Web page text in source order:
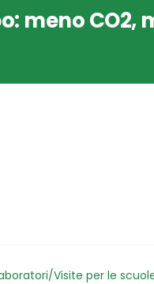
meno CO2,
Visite per le